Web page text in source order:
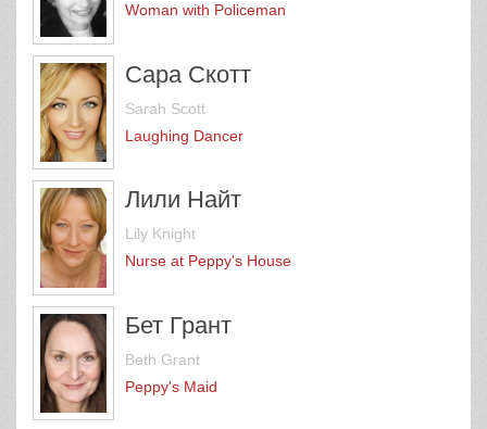
Woman with Policeman
Сара Скотт
Sarah Scott
Laughing Dancer
Лили Найт
Lily Knight
Nurse at Peppy's House
Бет Грант
Beth Grant
Peppy's Maid